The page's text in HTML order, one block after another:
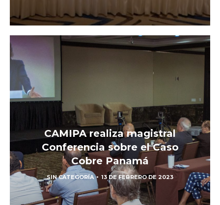
CAMIPA realiza magistral
Conferencia sobre el Caso
Cobre Panamá
SIN CATEGORÍA 13 DE FEBRERO DE 2023